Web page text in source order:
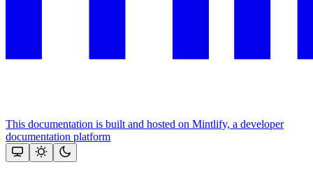
This documentation is built and hosted on Mintlify, a developer
documentation platform